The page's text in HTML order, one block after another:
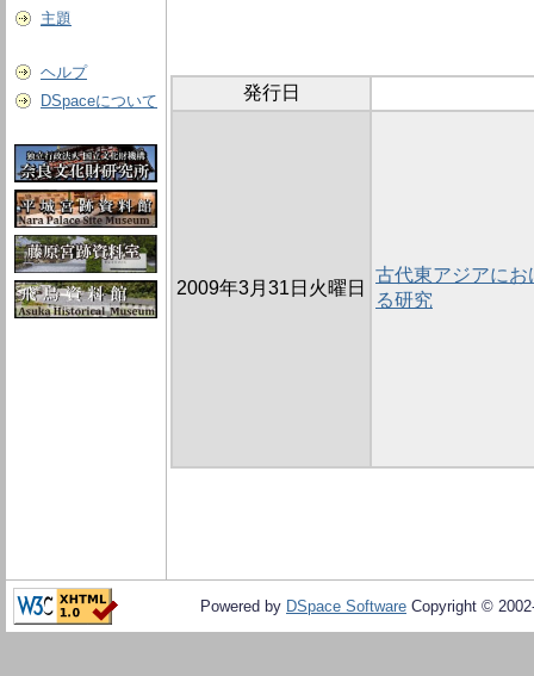
主題
ヘルプ
DSpaceについて
発行日
2009年3月31日火曜日
古代東アジアに
る研究
Powered by DSpace Software Copyright ©